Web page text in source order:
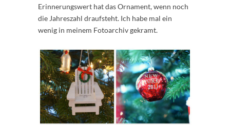
Erinnerungswert hat das Ornament, wenn noch
die Jahreszahl draufsteht. Ich habe mal ein
wenig in meinem Fotoarchiv gekramt.